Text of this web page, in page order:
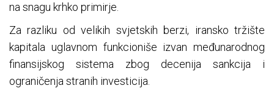
na snagu krhko primirje.
Za razliku od velikih svjetskih berzi, iransko tržište
kapitala uglavnom funkcioniše izvan međunarodnog
finansijskog sistema zbog decenija sankcija i
ograničenja stranih investicija.